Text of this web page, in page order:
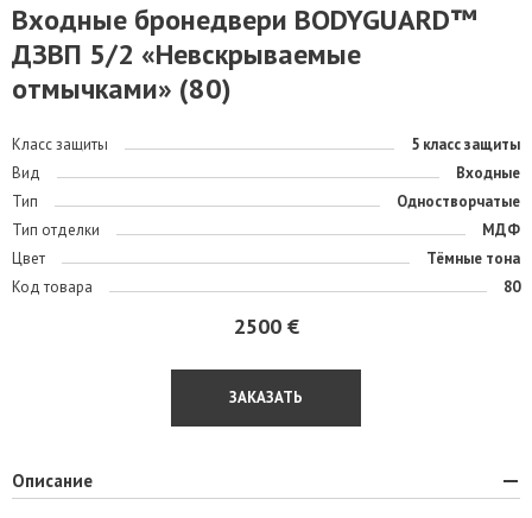
Входные бронедвери BODYGUARD™
ДЗВП 5/2 «Невскрываемые
отмычками» (80)
Класс защиты
5 класс защиты
Вид
Входные
Тип
Одностворчатые
Тип отделки
МДФ
Цвет
Тёмные тона
Код товара
80
2500 €
ЗАКАЗАТЬ
Описание